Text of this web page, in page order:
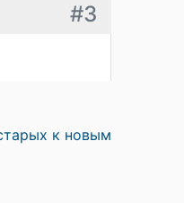
#3
к новым